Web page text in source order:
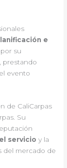
e
su
prestando
evento
de CaliCarpas
Su
servicio y la
del mercado de